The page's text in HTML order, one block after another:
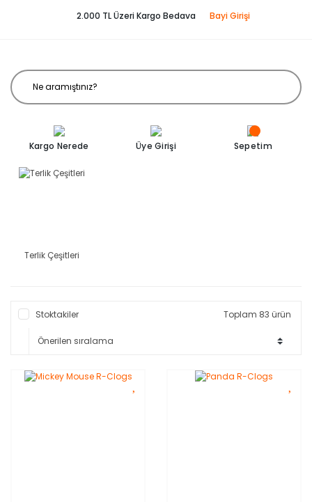
2.000 TL Üzeri Kargo Bedava Bayi Girişi
Kargo Nerede Üye Girişi Sepetim
Terlik Çeşitleri
Stoktakiler Toplam 83 ürün